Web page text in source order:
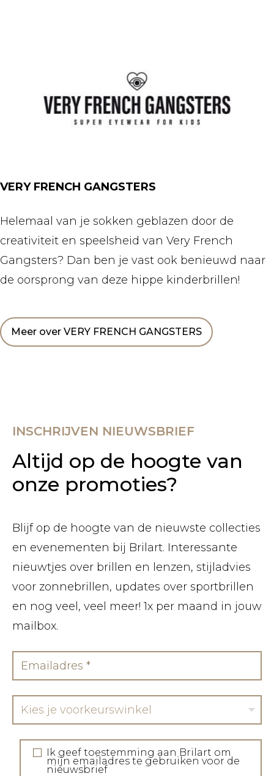
VERY FRENCH GANGSTERS
Helemaal van je sokken geblazen door de
creativiteit en speelsheid van Very French
Gangsters? Dan ben je vast ook benieuwd naar
de oorsprong van deze hippe kinderbrillen!
Meer over VERY FRENCH GANGSTERS
INSCHRIJVEN NIEUWSBRIEF
Altijd op de hoogte van
onze promoties?
Blijf op de hoogte van de nieuwste collecties
en evenementen bij Brilart. Interessante
nieuwtjes over brillen en lenzen, stijladvies
voor zonnebrillen, updates over sportbrillen
en nog veel, veel meer! 1x per maand in jouw
mailbox.
Kies je voorkeurswinkel
Ik geef toestemming aan Brilart om
mijn emailadres te gebruiken voor de
nieuwsbrief